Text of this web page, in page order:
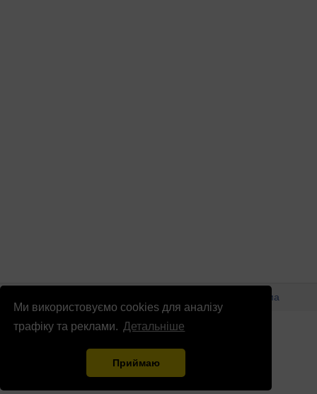
Ми використовуємо cookies для аналізу
трафіку та реклами. Детальніше
Приймаю
Реклама
info@patrioty.org.ua